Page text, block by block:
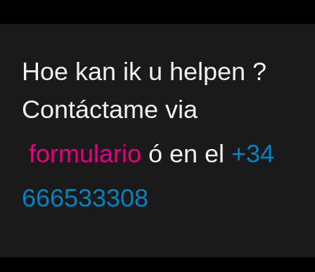
Hoe kan ik u helpen ?
Contáctame via
formulario ó en el +34
666533308